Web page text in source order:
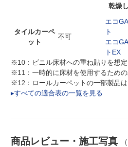
乾燥
タイルカーペ
ット
不可
エコ
ト
エコ
トEX
※10：ビニル床材への重ね貼りを想
※11：一時的に床材を使用するため
※12：ロールカーペットの一部製品
▸すべての適合表の一覧を見る
商品レビュー・施工写真